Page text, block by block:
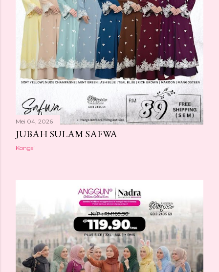
Mei 04, 2026
JUBAH SULAM SAFWA
Kongsi